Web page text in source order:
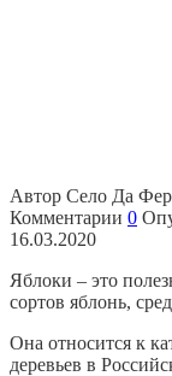
Автор Село Да
Комментарии 0
16.03.2020
Яблоки – это
сортов яблонь,
Она относится к
деревьев в